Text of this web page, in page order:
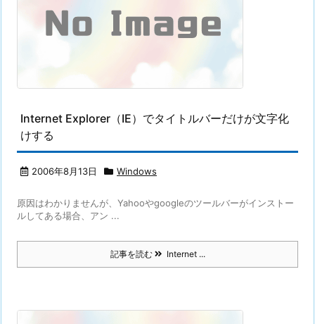
Internet Explorer（IE）でタイトルバーだけが文字化
けする
2006年8月13日 Windows
原因はわかりませんが、Yahooやgoogleのツールバーがインストー
ルしてある場合、アン ...
記事を読む Internet ...